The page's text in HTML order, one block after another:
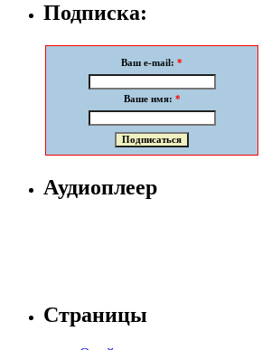
Подписка:
Ваш e-mail: *
Ваше имя: *
Аудиоплеер
Страницы